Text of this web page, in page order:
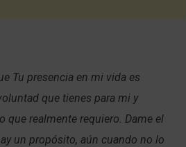
Tu presencia en mi vida es
que tienes para mi y
que realmente requiero. Dame el
un propósito, aún cuando no lo